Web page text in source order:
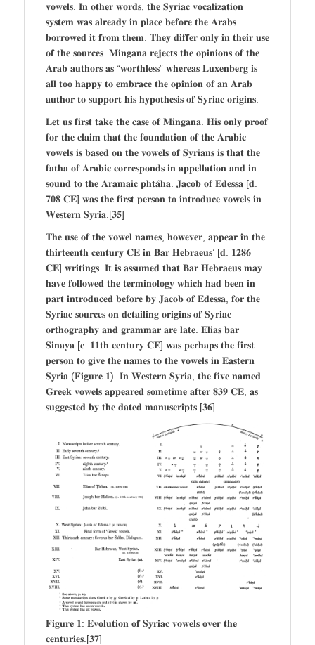
𝐯𝐨𝐰𝐞𝐥𝐬. 𝐈𝐧 𝐨𝐭𝐡𝐞𝐫 𝐰𝐨𝐫𝐝𝐬, 𝐭𝐡𝐞 𝐒𝐲𝐫𝐢𝐚𝐜 𝐯𝐨𝐜𝐚𝐥𝐢𝐳𝐚𝐭𝐢𝐨𝐧
𝐬𝐲𝐬𝐭𝐞𝐦 𝐰𝐚𝐬 𝐚𝐥𝐫𝐞𝐚𝐝𝐲 𝐢𝐧 𝐩𝐥𝐚𝐜𝐞 𝐛𝐞𝐟𝐨𝐫𝐞 𝐭𝐡𝐞 𝐀𝐫𝐚𝐛𝐬
𝐛𝐨𝐫𝐫𝐨𝐰𝐞𝐝 𝐢𝐭 𝐟𝐫𝐨𝐦 𝐭𝐡𝐞𝐦. 𝐓𝐡𝐞𝐲 𝐝𝐢𝐟𝐟𝐞𝐫 𝐨𝐧𝐥𝐲 𝐢𝐧 𝐭𝐡𝐞𝐢𝐫 𝐮𝐬𝐞
𝐨𝐟 𝐭𝐡𝐞 𝐬𝐨𝐮𝐫𝐜𝐞𝐬. 𝐌𝐢𝐧𝐠𝐚𝐧𝐚 𝐫𝐞𝐣𝐞𝐜𝐭𝐬 𝐭𝐡𝐞 𝐨𝐩𝐢𝐧𝐢𝐨𝐧𝐬 𝐨𝐟 𝐭𝐡𝐞
𝐀𝐫𝐚𝐛 𝐚𝐮𝐭𝐡𝐨𝐫𝐬 𝐚𝐬 “𝐰𝐨𝐫𝐭𝐡𝐥𝐞𝐬𝐬” 𝐰𝐡𝐞𝐫𝐞𝐚𝐬 𝐋𝐮𝐱𝐞𝐧𝐛𝐞𝐫𝐠 𝐢𝐬
𝐚𝐥𝐥 𝐭𝐨𝐨 𝐡𝐚𝐩𝐩𝐲 𝐭𝐨 𝐞𝐦𝐛𝐫𝐚𝐜𝐞 𝐭𝐡𝐞 𝐨𝐩𝐢𝐧𝐢𝐨𝐧 𝐨𝐟 𝐚𝐧 𝐀𝐫𝐚𝐛
𝐚𝐮𝐭𝐡𝐨𝐫 𝐭𝐨 𝐬𝐮𝐩𝐩𝐨𝐫𝐭 𝐡𝐢𝐬 𝐡𝐲𝐩𝐨𝐭𝐡𝐞𝐬𝐢𝐬 𝐨𝐟 𝐒𝐲𝐫𝐢𝐚𝐜 𝐨𝐫𝐢𝐠𝐢𝐧𝐬.
𝐋𝐞𝐭 𝐮𝐬 𝐟𝐢𝐫𝐬𝐭 𝐭𝐚𝐤𝐞 𝐭𝐡𝐞 𝐜𝐚𝐬𝐞 𝐨𝐟 𝐌𝐢𝐧𝐠𝐚𝐧𝐚. 𝐇𝐢𝐬 𝐨𝐧𝐥𝐲 𝐩𝐫𝐨𝐨𝐟
𝐟𝐨𝐫 𝐭𝐡𝐞 𝐜𝐥𝐚𝐢𝐦 𝐭𝐡𝐚𝐭 𝐭𝐡𝐞 𝐟𝐨𝐮𝐧𝐝𝐚𝐭𝐢𝐨𝐧 𝐨𝐟 𝐭𝐡𝐞 𝐀𝐫𝐚𝐛𝐢𝐜
𝐯𝐨𝐰𝐞𝐥𝐬 𝐢𝐬 𝐛𝐚𝐬𝐞𝐝 𝐨𝐧 𝐭𝐡𝐞 𝐯𝐨𝐰𝐞𝐥𝐬 𝐨𝐟 𝐒𝐲𝐫𝐢𝐚𝐧𝐬 𝐢𝐬 𝐭𝐡𝐚𝐭 𝐭𝐡𝐞
𝐟𝐚𝐭𝐡𝐚 𝐨𝐟 𝐀𝐫𝐚𝐛𝐢𝐜 𝐜𝐨𝐫𝐫𝐞𝐬𝐩𝐨𝐧𝐝𝐬 𝐢𝐧 𝐚𝐩𝐩𝐞𝐥𝐥𝐚𝐭𝐢𝐨𝐧 𝐚𝐧𝐝 𝐢𝐧
𝐬𝐨𝐮𝐧𝐝 𝐭𝐨 𝐭𝐡𝐞 𝐀𝐫𝐚𝐦𝐚𝐢𝐜 𝐩𝐡𝐭𝐚̂𝐡𝐚. 𝐉𝐚𝐜𝐨𝐛 𝐨𝐟 𝐄𝐝𝐞𝐬𝐬𝐚 [𝐝.
𝟕𝟎𝟖 𝐂𝐄] 𝐰𝐚𝐬 𝐭𝐡𝐞 𝐟𝐢𝐫𝐬𝐭 𝐩𝐞𝐫𝐬𝐨𝐧 𝐭𝐨 𝐢𝐧𝐭𝐫𝐨𝐝𝐮𝐜𝐞 𝐯𝐨𝐰𝐞𝐥𝐬 𝐢𝐧
𝐖𝐞𝐬𝐭𝐞𝐫𝐧 𝐒𝐲𝐫𝐢𝐚.[𝟑𝟓]
𝐓𝐡𝐞 𝐮𝐬𝐞 𝐨𝐟 𝐭𝐡𝐞 𝐯𝐨𝐰𝐞𝐥 𝐧𝐚𝐦𝐞𝐬, 𝐡𝐨𝐰𝐞𝐯𝐞𝐫, 𝐚𝐩𝐩𝐞𝐚𝐫 𝐢𝐧 𝐭𝐡𝐞
𝐭𝐡𝐢𝐫𝐭𝐞𝐞𝐧𝐭𝐡 𝐜𝐞𝐧𝐭𝐮𝐫𝐲 𝐂𝐄 𝐢𝐧 𝐁𝐚𝐫 𝐇𝐞𝐛𝐫𝐚𝐞𝐮𝐬’ [𝐝. 𝟏𝟐𝟖𝟔
𝐂𝐄] 𝐰𝐫𝐢𝐭𝐢𝐧𝐠𝐬. 𝐈𝐭 𝐢𝐬 𝐚𝐬𝐬𝐮𝐦𝐞𝐝 𝐭𝐡𝐚𝐭 𝐁𝐚𝐫 𝐇𝐞𝐛𝐫𝐚𝐞𝐮𝐬 𝐦𝐚𝐲
𝐡𝐚𝐯𝐞 𝐟𝐨𝐥𝐥𝐨𝐰𝐞𝐝 𝐭𝐡𝐞 𝐭𝐞𝐫𝐦𝐢𝐧𝐨𝐥𝐨𝐠𝐲 𝐰𝐡𝐢𝐜𝐡 𝐡𝐚𝐝 𝐛𝐞𝐞𝐧 𝐢𝐧
𝐩𝐚𝐫𝐭 𝐢𝐧𝐭𝐫𝐨𝐝𝐮𝐜𝐞𝐝 𝐛𝐞𝐟𝐨𝐫𝐞 𝐛𝐲 𝐉𝐚𝐜𝐨𝐛 𝐨𝐟 𝐄𝐝𝐞𝐬𝐬𝐚, 𝐟𝐨𝐫 𝐭𝐡𝐞
𝐒𝐲𝐫𝐢𝐚𝐜 𝐬𝐨𝐮𝐫𝐜𝐞𝐬 𝐨𝐧 𝐝𝐞𝐭𝐚𝐢𝐥𝐢𝐧𝐠 𝐨𝐫𝐢𝐠𝐢𝐧𝐬 𝐨𝐟 𝐒𝐲𝐫𝐢𝐚𝐜
𝐨𝐫𝐭𝐡𝐨𝐠𝐫𝐚𝐩𝐡𝐲 𝐚𝐧𝐝 𝐠𝐫𝐚𝐦𝐦𝐚𝐫 𝐚𝐫𝐞 𝐥𝐚𝐭𝐞. 𝐄𝐥𝐢𝐚𝐬 𝐛𝐚𝐫
𝐒𝐢𝐧𝐚𝐲𝐚 [𝐜. 𝟏𝟏𝐭𝐡 𝐜𝐞𝐧𝐭𝐮𝐫𝐲 𝐂𝐄] 𝐰𝐚𝐬 𝐩𝐞𝐫𝐡𝐚𝐩𝐬 𝐭𝐡𝐞 𝐟𝐢𝐫𝐬𝐭
𝐩𝐞𝐫𝐬𝐨𝐧 𝐭𝐨 𝐠𝐢𝐯𝐞 𝐭𝐡𝐞 𝐧𝐚𝐦𝐞𝐬 𝐭𝐨 𝐭𝐡𝐞 𝐯𝐨𝐰𝐞𝐥𝐬 𝐢𝐧 𝐄𝐚𝐬𝐭𝐞𝐫𝐧
𝐒𝐲𝐫𝐢𝐚 (𝐅𝐢𝐠𝐮𝐫𝐞 𝟏). 𝐈𝐧 𝐖𝐞𝐬𝐭𝐞𝐫𝐧 𝐒𝐲𝐫𝐢𝐚, 𝐭𝐡𝐞 𝐟𝐢𝐯𝐞 𝐧𝐚𝐦𝐞𝐝
𝐆𝐫𝐞𝐞𝐤 𝐯𝐨𝐰𝐞𝐥𝐬 𝐚𝐩𝐩𝐞𝐚𝐫𝐞𝐝 𝐬𝐨𝐦𝐞𝐭𝐢𝐦𝐞 𝐚𝐟𝐭𝐞𝐫 𝟖𝟑𝟗 𝐂𝐄, 𝐚𝐬
𝐬𝐮𝐠𝐠𝐞𝐬𝐭𝐞𝐝 𝐛𝐲 𝐭𝐡𝐞 𝐝𝐚𝐭𝐞𝐝 𝐦𝐚𝐧𝐮𝐬𝐜𝐫𝐢𝐩𝐭𝐬.[𝟑𝟔]
𝐅𝐢𝐠𝐮𝐫𝐞 𝟏: 𝐄𝐯𝐨𝐥𝐮𝐭𝐢𝐨𝐧 𝐨𝐟 𝐒𝐲𝐫𝐢𝐚𝐜 𝐯𝐨𝐰𝐞𝐥𝐬 𝐨𝐯𝐞𝐫 𝐭𝐡𝐞
𝐜𝐞𝐧𝐭𝐮𝐫𝐢𝐞𝐬.[𝟑𝟕]